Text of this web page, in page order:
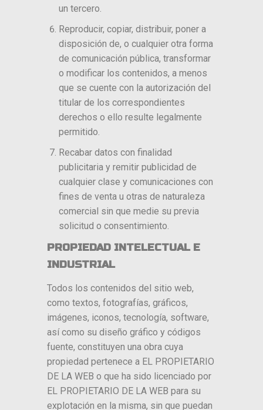
un tercero.
Reproducir, copiar, distribuir, poner a
disposición de, o cualquier otra forma
de comunicación pública, transformar
o modificar los contenidos, a menos
que se cuente con la autorización del
titular de los correspondientes
derechos o ello resulte legalmente
permitido.
Recabar datos con finalidad
publicitaria y remitir publicidad de
cualquier clase y comunicaciones con
fines de venta u otras de naturaleza
comercial sin que medie su previa
solicitud o consentimiento.
PROPIEDAD INTELECTUAL E
INDUSTRIAL
Todos los contenidos del sitio web,
como textos, fotografías, gráficos,
imágenes, iconos, tecnología, software,
así como su diseño gráfico y códigos
fuente, constituyen una obra cuya
propiedad pertenece a EL PROPIETARIO
DE LA WEB o que ha sido licenciado por
EL PROPIETARIO DE LA WEB para su
explotación en la misma, sin que puedan